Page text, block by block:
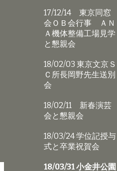
17/12/14 東京同窓
会ＯＢ会行事 ＡＮ
Ａ機体整備工場見学
と懇親会
18/02/03 東京文京Ｓ
Ｃ所長岡野先生送別
会
18/02/11 新春演芸
会と懇親会
18/03/24 学位記授与
式と卒業祝賀会
18/03/31 小金井公園